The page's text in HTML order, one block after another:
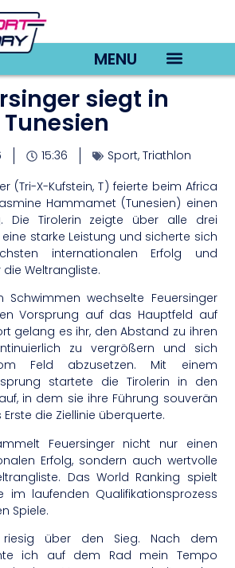
MENU
siegt in
Tunesien
15:36 Sport, Triathlon
(Tri-X-Kufstein, T) feierte beim Africa
Hammamet (Tunesien) einen
Die Tirolerin zeigte über alle drei
starke Leistung und sicherte sich
internationalen Erfolg und
Weltrangliste.
wechselte Feuersinger
Vorsprung auf das Hauptfeld auf
gelang es ihr, den Abstand zu ihren
zu vergrößern und sich
Feld abzusetzen. Mit einem
startete die Tirolerin in den
in dem sie ihre Führung souverän
die Ziellinie überquerte.
Feuersinger nicht nur einen
Erfolg, sondern auch wertvolle
Das World Ranking spielt
im laufenden Qualifikationsprozess
Spiele.
über den Sieg. Nach dem
ich auf dem Rad mein Tempo